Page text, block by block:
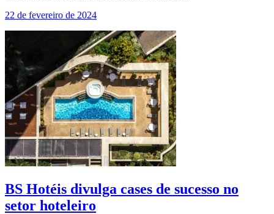
22 de fevereiro de 2024
BS Hotéis divulga cases de sucesso no
setor hoteleiro